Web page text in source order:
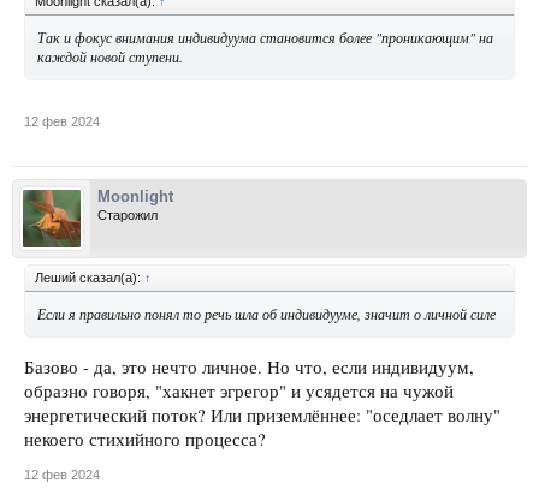
Так и фокус внимания индивидуума становится более "проникающим" на
каждой новой ступени.
12 фев 2024
Moonlight
Старожил
Леший сказал(а): ↑
Если я правильно понял то речь шла об индивидууме, значит о личной силе
Базово - да, это нечто личное. Но что, если индивидуум,
образно говоря, "хакнет эгрегор" и усядется на чужой
энергетический поток? Или приземлённее: "оседлает волну"
некоего стихийного процесса?
12 фев 2024